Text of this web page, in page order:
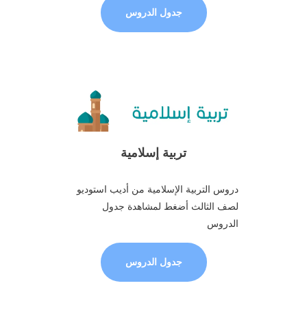
جدول الدروس
تربية إسلامية
دروس التربية الإسلامية من أديب استوديو
لصف الثالث أضغط لمشاهدة جدول
الدروس
جدول الدروس